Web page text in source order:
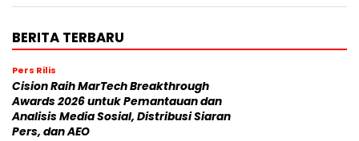
BERITA TERBARU
Pers Rilis
Cision Raih MarTech Breakthrough
Awards 2026 untuk Pemantauan dan
Analisis Media Sosial, Distribusi Siaran
Pers, dan AEO